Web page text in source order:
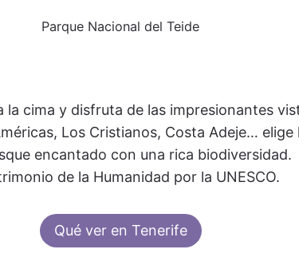
Parque Nacional del Teide
la cima y disfruta de las impresionantes
Los Cristianos, Costa Adeje…
encantado con una rica biodiversidad.
de la Humanidad por la UNESCO.
Qué ver en Tenerife